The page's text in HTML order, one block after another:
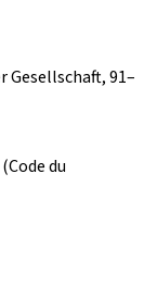
Gesellschaft, 91–
du